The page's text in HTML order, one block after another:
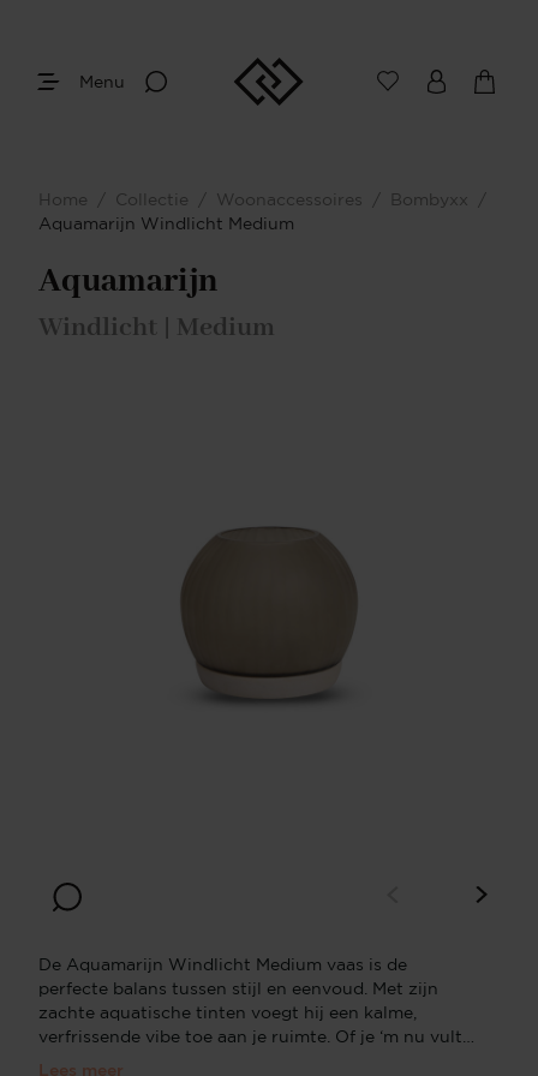
Menu
Home / Collectie / Woonaccessoires / Bombyxx
/
Aquamarijn Windlicht Medium
Aquamarijn
Windlicht | Medium
De Aquamarijn Windlicht Medium vaas is de
perfecte balans tussen stijl en eenvoud. Met zijn
zachte aquatische tinten voegt hij een kalme,
verfrissende vibe toe aan je ruimte. Of je ‘m nu vult
Lees meer